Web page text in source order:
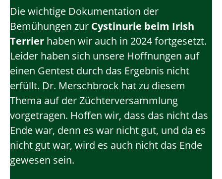
Die wichtige Dokumentation der
Bemühungen zur Cystinurie beim Irish
Terrier haben wir auch in 2024 fortgesetzt.
Leider haben sich unsere Hoffnungen auf
einen Gentest durch das Ergebnis nicht
erfüllt. Dr. Merschbrock hat zu diesem
Thema auf der Züchterversammlung
vorgetragen. Hoffen wir, dass das nicht das
Ende war, denn es war nicht gut, und da es
nicht gut war, wird es auch nicht das Ende
gewesen sein.